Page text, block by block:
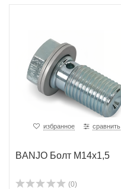
избранное сравнить
BANJO Болт M14x1,5
(0)